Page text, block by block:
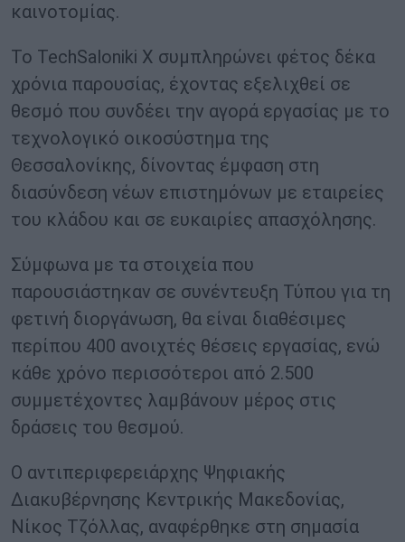
καινοτομίας.
Το TechSaloniki X συμπληρώνει φέτος δέκα
χρόνια παρουσίας, έχοντας εξελιχθεί σε
θεσμό που συνδέει την αγορά εργασίας με το
τεχνολογικό οικοσύστημα της
Θεσσαλονίκης, δίνοντας έμφαση στη
διασύνδεση νέων επιστημόνων με εταιρείες
του κλάδου και σε ευκαιρίες απασχόλησης.
Σύμφωνα με τα στοιχεία που
παρουσιάστηκαν σε συνέντευξη Τύπου για τη
φετινή διοργάνωση, θα είναι διαθέσιμες
περίπου 400 ανοιχτές θέσεις εργασίας, ενώ
κάθε χρόνο περισσότεροι από 2.500
συμμετέχοντες λαμβάνουν μέρος στις
δράσεις του θεσμού.
Ο αντιπεριφερειάρχης Ψηφιακής
Διακυβέρνησης Κεντρικής Μακεδονίας,
Νίκος Τζόλλας, αναφέρθηκε στη σημασία